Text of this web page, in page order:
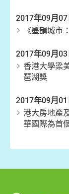
2017年09月07
《墨韻城市
2017年09月03
香港大學梁
琶湖獎
2017年09月01
港大房地產
華國際為首